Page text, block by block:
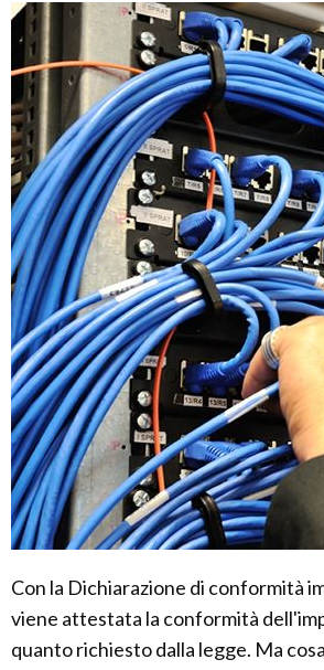
Con la Dichiarazione di conformità
viene attestata la conformità
quanto richiesto dalla legge. Ma